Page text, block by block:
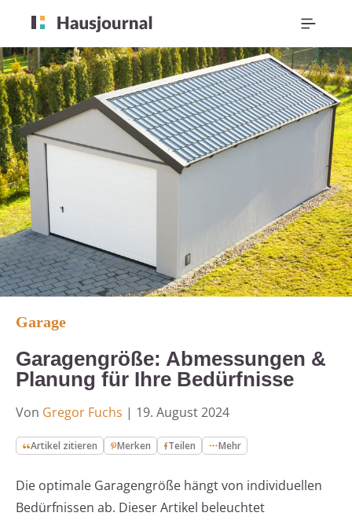
Garage
Garagengröße: Abmessungen &
Planung für Ihre Bedürfnisse
Von Gregor Fuchs | 19. August 2024
Artikel zitieren Merken Teilen Mehr
Die optimale Garagengröße hängt von individuellen
Bedürfnissen ab. Dieser Artikel beleuchtet